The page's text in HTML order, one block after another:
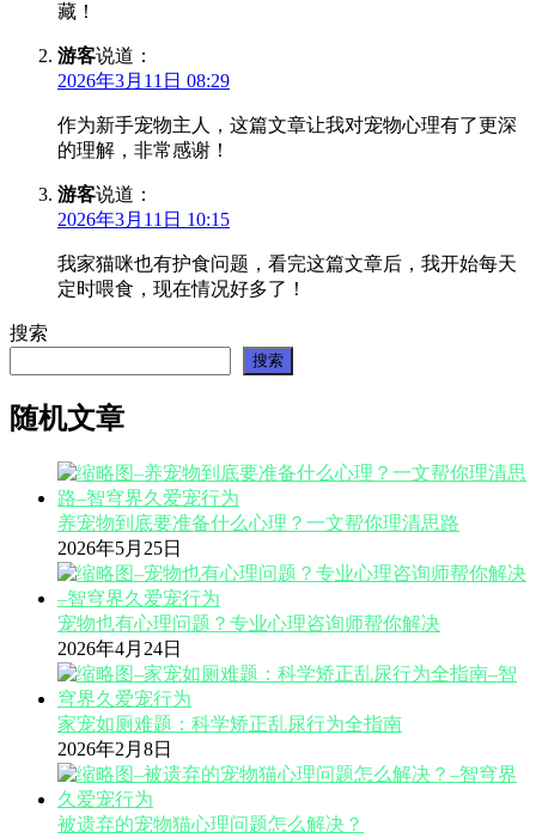
藏！
游客说道：
2026年3月11日 08:29
作为新手宠物主人，这篇文章让我对宠物心理有了更深
的理解，非常感谢！
游客说道：
2026年3月11日 10:15
我家猫咪也有护食问题，看完这篇文章后，我开始每天
定时喂食，现在情况好多了！
搜索
搜索
随机文章
养宠物到底要准备什么心理？一文帮你理清思路
2026年5月25日
宠物也有心理问题？专业心理咨询师帮你解决
2026年4月24日
家宠如厕难题：科学矫正乱尿行为全指南
2026年2月8日
被遗弃的宠物猫心理问题怎么解决？